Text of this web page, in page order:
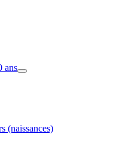
(naissances)